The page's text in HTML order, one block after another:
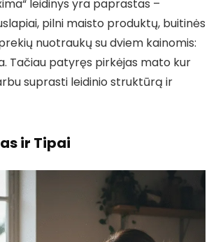
leidinys yra paprastas –
pilni maisto produktų, buitinės
nuotraukų su dviem kainomis:
Tačiau patyręs pirkėjas mato kur
suprasti leidinio struktūrą ir
ir Tipai